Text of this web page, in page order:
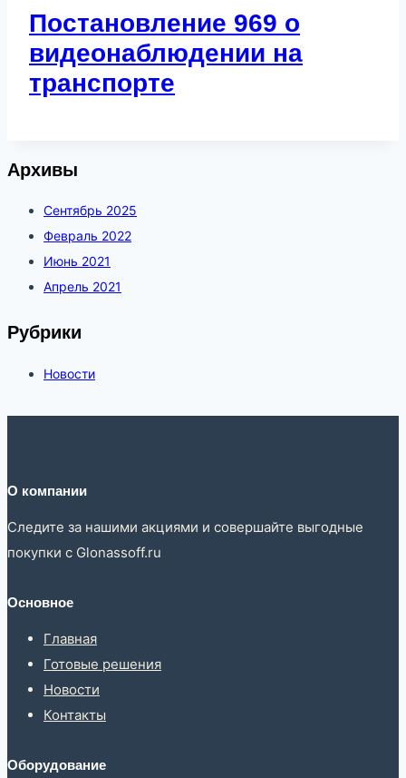
Постановление 969 о
видеонаблюдении на
транспорте
Архивы
Сентябрь 2025
Февраль 2022
Июнь 2021
Апрель 2021
Рубрики
Новости
О компании
Следите за нашими акциями и совершайте выгодные
покупки с Glonassoff.ru
Основное
Главная
Готовые решения
Новости
Контакты
Оборудование